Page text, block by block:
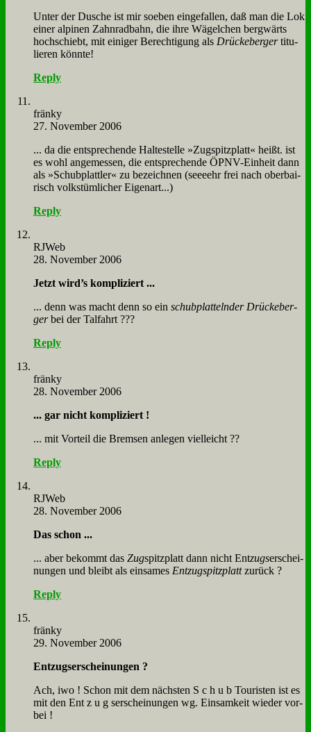
Un­ter der Du­sche ist mir so­eben ein­ge­fal­len, daß man die Lok
ei­ner al­pi­nen Zahn­rad­bahn, die ih­re Wä­gel­chen berg­wärts
hoch­schiebt, mit ei­ni­ger Be­rech­ti­gung als Drücke­ber­gerti­tu­
lie­ren könn­te!
Reply
frän­ky
27. November 2006
... da die ent­spre­chen­de Hal­te­stel­le »Zug­spitz­platt« heißt. ist
es wohl an­ge­mes­sen, die ent­spre­chen­de ÖPNV-Ein­heit dann
als »Schub­platt­ler« zu be­zeich­nen (seee­ehr frei nach ober­bai­
risch volks­tüm­li­cher Ei­gen­art...)
Reply
RJ­Web
28. November 2006
Jetzt wird’s kom­pli­ziert ...
... denn was macht denn so ein schub­plat­teln­der Drücke­ber­
gerbei der Tal­fahrt ???
Reply
frän­ky
28. November 2006
... gar nicht kom­pli­ziert !
... mit Vor­teil die Brem­sen an­le­gen viel­leicht ??
Reply
RJ­Web
28. November 2006
Das schon ...
... aber be­kommt das Zugspitz­platt dann nicht Entzugser­schei­
nun­gen und bleibt als ein­sa­mes Ent­zug­spitz­plattzu­rück ?
Reply
frän­ky
29. November 2006
Ent­zugs­er­schei­nun­gen ?
Ach, iwo ! Schon mit dem näch­sten S c h u b Tou­ri­sten ist es
mit den Ent z u g ser­schei­nun­gen wg. Ein­sam­keit wie­der vor­
bei !